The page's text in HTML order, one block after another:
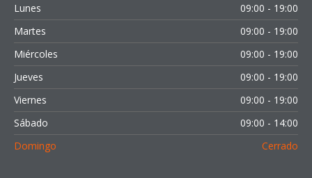
Lunes
09:00 - 19:00
Martes
09:00 - 19:00
Miércoles
09:00 - 19:00
Jueves
09:00 - 19:00
Viernes
09:00 - 19:00
Sábado
09:00 - 14:00
Domingo
Cerrado